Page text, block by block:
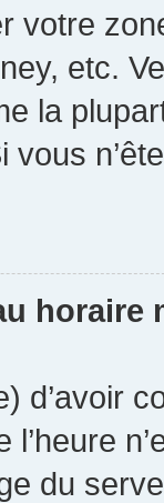
votre
etc.
la
horaire
d’avoir
l’heure
du